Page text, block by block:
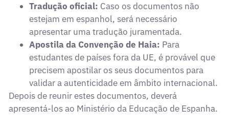
Tradução oficial: Caso os documentos não
estejam em espanhol, será necessário
apresentar uma tradução juramentada.
Apostila da Convenção de Haia: Para
estudantes de países fora da UE, é provável que
precisem apostilar os seus documentos para
validar a autenticidade em âmbito internacional.
Depois de reunir estes documentos, deverá
apresentá-los ao Ministério da Educação de Espanha.